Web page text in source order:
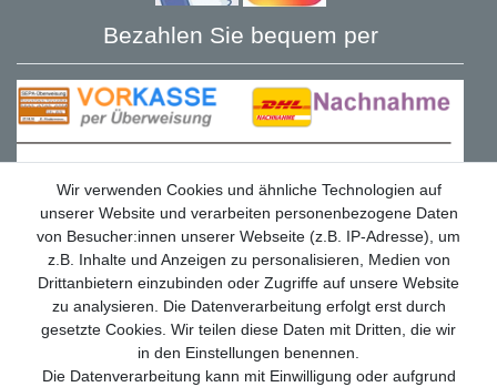
Bezahlen Sie bequem per
Wir verwenden Cookies und ähnliche Technologien auf
unserer Website und verarbeiten personenbezogene Daten
von Besucher:innen unserer Webseite (z.B. IP-Adresse), um
z.B. Inhalte und Anzeigen zu personalisieren, Medien von
Drittanbietern einzubinden oder Zugriffe auf unsere Website
zu analysieren. Die Datenverarbeitung erfolgt erst durch
gesetzte Cookies. Wir teilen diese Daten mit Dritten, die wir
in den Einstellungen benennen.
Die Datenverarbeitung kann mit Einwilligung oder aufgrund